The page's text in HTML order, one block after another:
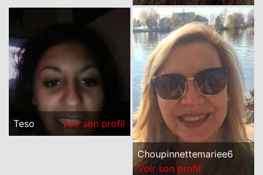
Teso Voir son profil
Choupinnettemariee6
Voir son profil